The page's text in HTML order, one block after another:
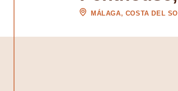
MÁLAGA, COSTA DEL